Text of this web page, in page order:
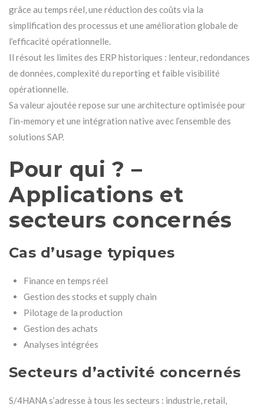
grâce au temps réel, une réduction des coûts via la
simplification des processus et une amélioration globale de
l’efficacité opérationnelle.
Il résout les limites des ERP historiques : lenteur, redondances
de données, complexité du reporting et faible visibilité
opérationnelle.
Sa valeur ajoutée repose sur une architecture optimisée pour
l’in-memory et une intégration native avec l’ensemble des
solutions SAP.
Pour qui ? –
Applications et
secteurs concernés
Cas d’usage typiques
Finance en temps réel
Gestion des stocks et supply chain
Pilotage de la production
Gestion des achats
Analyses intégrées
Secteurs d’activité concernés
S/4HANA s’adresse à tous les secteurs : industrie, retail,